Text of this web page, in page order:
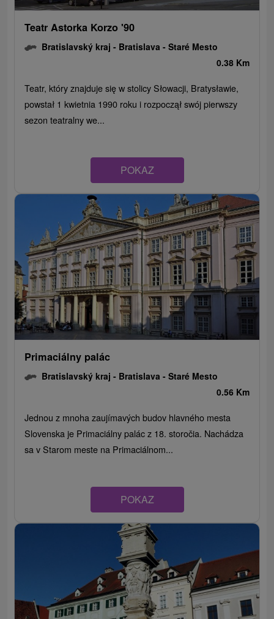
Teatr Astorka Korzo '90
Bratislavský kraj - Bratislava - Staré Mesto
0.38 Km
Teatr, który znajduje się w stolicy Słowacji, Bratysławie,
powstał 1 kwietnia 1990 roku i rozpoczął swój pierwszy
sezon teatralny we...
POKAZ
Primaciálny palác
Bratislavský kraj - Bratislava - Staré Mesto
0.56 Km
Jednou z mnoha zaujímavých budov hlavného mesta
Slovenska je Primaciálny palác z 18. storočia. Nachádza
sa v Starom meste na Primaciálnom...
POKAZ